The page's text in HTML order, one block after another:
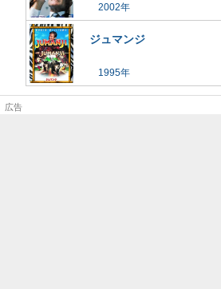
2002
ジュマンジ
1995